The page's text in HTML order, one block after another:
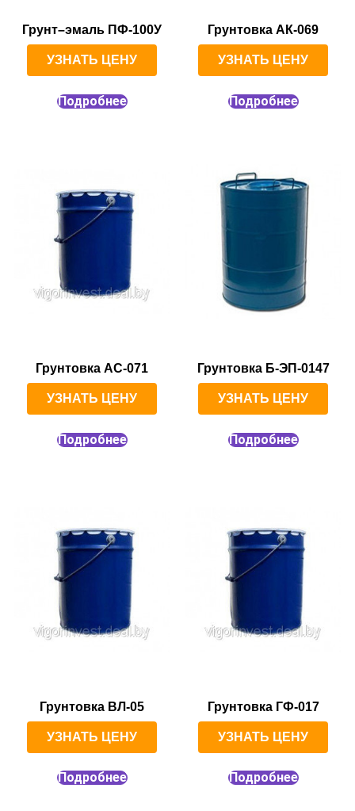
Грунт–эмаль ПФ-100У
УЗНАТЬ ЦЕНУ
Подробнее
Грунтовка АК-069
УЗНАТЬ ЦЕНУ
Подробнее
Грунтовка АС-071
УЗНАТЬ ЦЕНУ
Подробнее
Грунтовка Б-ЭП-0147
УЗНАТЬ ЦЕНУ
Подробнее
Грунтовка ВЛ-05
УЗНАТЬ ЦЕНУ
Подробнее
Грунтовка ГФ-017
УЗНАТЬ ЦЕНУ
Подробнее